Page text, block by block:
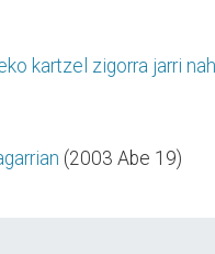
kartzel zigorra jarri
(2003 Abe 19)